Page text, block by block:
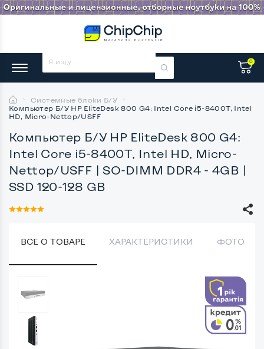
0
Системные блоки Б/У
Компьютер Б/У HP EliteDesk 800 G4: Intel Core i5-8400T, Intel
HD, Micro-Nettop/USFF
Компьютер Б/У HP EliteDesk 800 G4:
Intel Core i5-8400T, Intel HD, Micro-
Nettop/USFF | SO-DIMM DDR4 - 4GB |
SSD 120-128 GB
ВСЕ О ТОВАРЕ ХАРАКТЕРИСТИКИ ФОТО